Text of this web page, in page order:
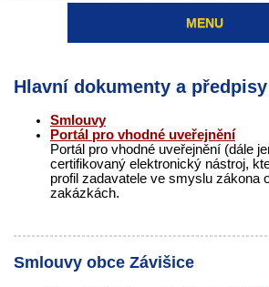
MENU
Hlavní dokumenty a předpisy
Smlouvy
Portál pro vhodné uveřejnění
Portál pro vhodné uveřejnění (dále
certifikovaný elektronický nástroj,
profil zadavatele ve smyslu zákona
zakázkách.
Smlouvy obce Závišice